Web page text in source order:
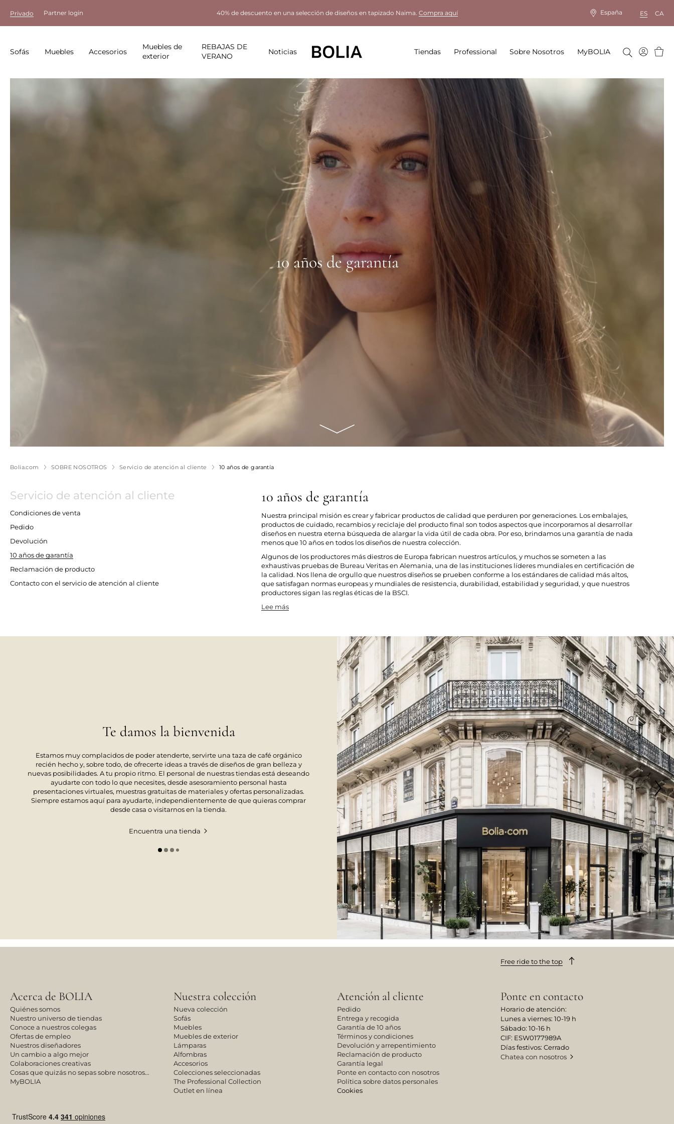
Privado Partner login 40% de descuento en una selección de diseños en tapizado Naima. Compra aquí España ES CA
Sofás Muebles Accesorios
Muebles de
exterior
REBAJAS DE
VERANO
Noticias Tiendas Professional Sobre Nosotros MyBOLIA
10 años de garantía
Bolia.com SOBRE NOSOTROS Servicio de atención al cliente 10 años de garantía
Servicio de atención al cliente
Condiciones de venta
Pedido
Devolución
10 años de garantía
Reclamación de producto
Contacto con el servicio de atención al cliente
10 años de garantía
Nuestra principal misión es crear y fabricar productos de calidad que perduren por generaciones. Los embalajes,
productos de cuidado, recambios y reciclaje del producto final son todos aspectos que incorporamos al desarrollar
diseños en nuestra eterna búsqueda de alargar la vida útil de cada obra. Por eso, brindamos una garantía de nada
menos que 10 años en todos los diseños de nuestra colección.
Algunos de los productores más diestros de Europa fabrican nuestros artículos, y muchos se someten a las
exhaustivas pruebas de Bureau Veritas en Alemania, una de las instituciones líderes mundiales en certificación de
la calidad. Nos llena de orgullo que nuestros diseños se prueben conforme a los estándares de calidad más altos,
que satisfagan normas europeas y mundiales de resistencia, durabilidad, estabilidad y seguridad, y que nuestros
productores sigan las reglas éticas de la BSCI.
Lee más
Te damos la bienvenida
Estamos muy complacidos de poder atenderte, servirte una taza de café orgánico
recién hecho y, sobre todo, de ofrecerte ideas a través de diseños de gran belleza y
nuevas posibilidades. A tu propio ritmo. El personal de nuestras tiendas está deseando
ayudarte con todo lo que necesites, desde asesoramiento personal hasta
presentaciones virtuales, muestras gratuitas de materiales y ofertas personalizadas.
Siempre estamos aquí para ayudarte, independientemente de que quieras comprar
desde casa o visitarnos en la tienda.
Encuentra una tienda
Free ride to the top
Acerca de BOLIA
Quiénes somos
Nuestro universo de tiendas
Conoce a nuestros colegas
Ofertas de empleo
Nuestros diseñadores
Un cambio a algo mejor
Colaboraciones creativas
Cosas que quizás no sepas sobre nosotros…
MyBOLIA
Nuestra colección
Nueva colección
Sofás
Muebles
Muebles de exterior
Lámparas
Alfombras
Accesorios
Colecciones seleccionadas
The Professional Collection
Outlet en línea
Atención al cliente
Pedido
Entrega y recogida
Garantía de 10 años
Términos y condiciones
Devolución y arrepentimiento
Reclamación de producto
Garantía legal
Ponte en contacto con nosotros
Política sobre datos personales
Cookies
Ponte en contacto
Horario de atención:
Lunes a viernes: 10-19 h
Sábado: 10-16 h
CIF: ESW0177989A
Días festivos: Cerrado
Chatea con nosotros